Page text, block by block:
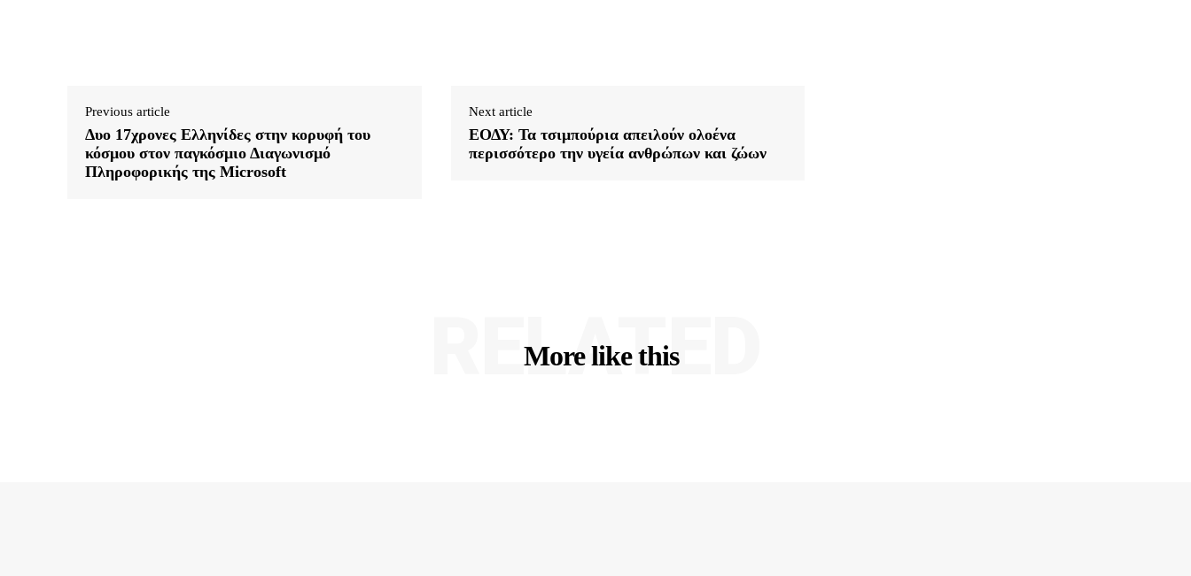
Previous article
Δυο 17χρονες Ελληνίδες στην κορυφή του
κόσμου στον παγκόσμιο Διαγωνισμό
Πληροφορικής της Microsoft
Next article
ΕΟΔΥ: Τα τσιμπούρια απειλούν ολοένα
περισσότερο την υγεία ανθρώπων και ζώων
More like this
RELATED